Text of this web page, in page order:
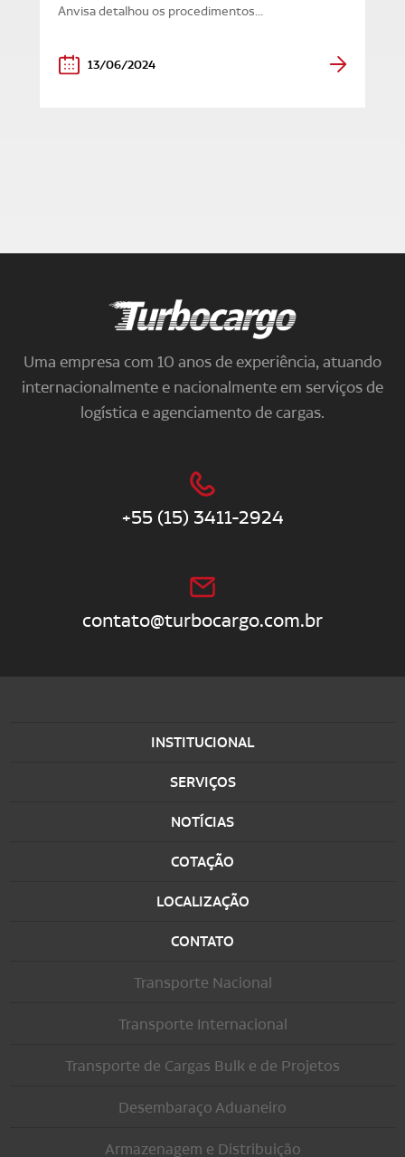
Anvisa detalhou os procedimentos...
13/06/2024
Turbocargo
Uma empresa com 10 anos de experiência, atuando
internacionalmente e nacionalmente em serviços de
logística e agenciamento de cargas.
+55 (15) 3411-2924
contato@turbocargo.com.br
INSTITUCIONAL
SERVIÇOS
NOTÍCIAS
COTAÇÃO
LOCALIZAÇÃO
CONTATO
Transporte Nacional
Transporte Internacional
Transporte de Cargas Bulk e de Projetos
Desembaraço Aduaneiro
Armazenagem e Distribuição